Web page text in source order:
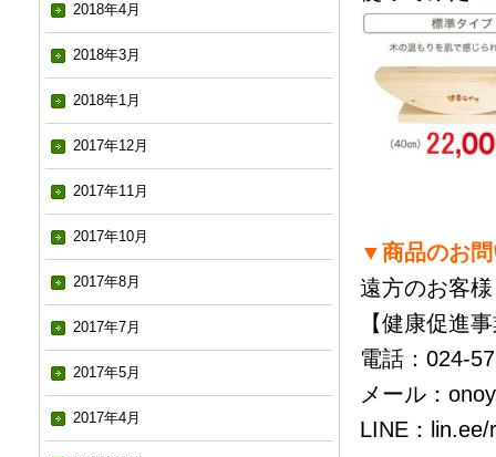
2018年4月
2018年3月
2018年1月
2017年12月
2017年11月
2017年10月
2017年8月
2017年7月
2017年5月
2017年4月
▼商品のお
遠方のお客
【健康促進
電話：024-
メール：
LINE： lin.ee/